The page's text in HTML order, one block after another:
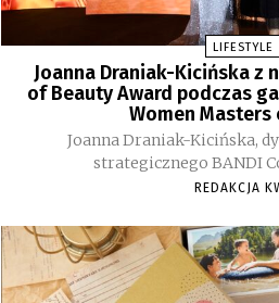
LIFESTYLE
Joanna Draniak-Kicińska z
of Beauty Award podczas
Women Masters
Joanna Draniak-Kicińska,
strategicznego BANDI
REDAKCJA